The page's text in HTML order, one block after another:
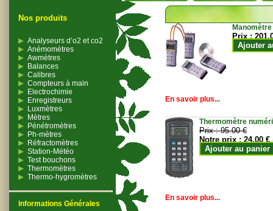
Nos produits
Analyseurs d’o2 et co2
Anémomètres
Awmètres
Balances
Calibres
Compteurs à main
Electrochimie
Enregistreurs
Luxmètres
Mètres
Pénétromètres
Ph-mètres
Réfractomètres
Station-Météo
Test bouchons
Thermomètres
Thermo-hygromètres
Informations Générales
Prix :
Ajouter
En savoir plus...
Thermomètre
Prix :95.00 €
Notre prix :24.00 €
Ajouter au panier
En savoir plus...